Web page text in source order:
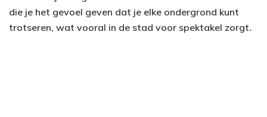
die je het gevoel geven dat je elke ondergrond kunt
trotseren, wat vooral in de stad voor spektakel zorgt.